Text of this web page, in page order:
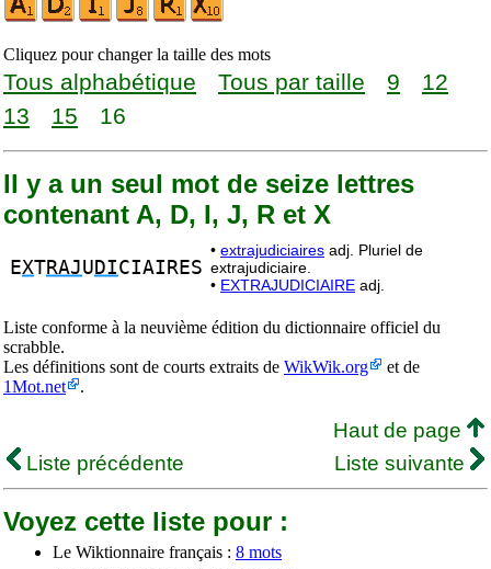
Cliquez pour changer la taille des mots
Tous alphabétique Tous par taille 9
12
13
15 16
Il y a un seul mot de seize lettres
contenant A, D, I, J, R et X
EXTRAJU DICIAIRES
• extrajudiciaires adj. Pluriel de
extrajudiciaire.
• EXTRAJUDICIAIRE adj.
Liste conforme à la neuvième édition du dictionnaire officiel du
scrabble.
Les définitions sont de courts extraits de WikWik.org
et de
1Mot.net
.
Haut de page
Liste précédente
Liste suivante
Voyez cette liste pour :
Le Wiktionnaire français : 8 mots